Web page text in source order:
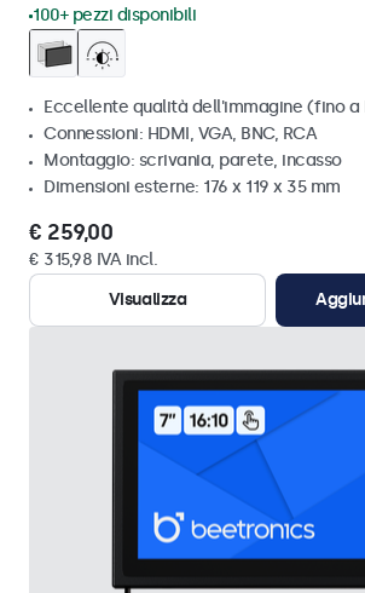
100+ pezzi disponibili
Eccellente qualità dell'immagine (fino a
Connessioni: HDMI, VGA, BNC, RCA
Montaggio: scrivania, parete, incasso
Dimensioni esterne: 176 x 119 x 35 mm
€ 259,00
€ 315,98 IVA incl.
Visualizza